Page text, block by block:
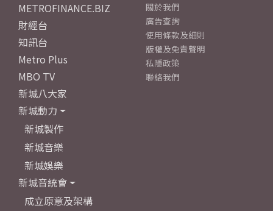
METROFINANCE.BIZ
財經台
知訊台
Metro Plus
MBO TV
新城八大家
新城動力
新城製作
新城音樂
新城娛樂
新城音統會
成立原意及架構
關於我們
廣告查詢
使用條款及細則
版權及免責聲明
私隱政策
聯絡我們